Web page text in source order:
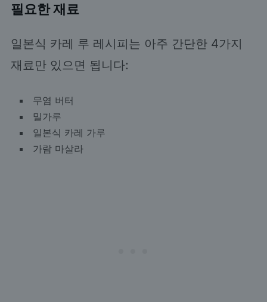
필요한 재료
일본식 카레 루 레시피는 아주 간단한 4가지
재료만 있으면 됩니다:
무염 버터
밀가루
일본식 카레 가루
가람 마살라